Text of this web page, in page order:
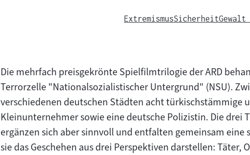
ExtremismusSicherheit
Die mehrfach preisgekrönte Spielfilmtrilogie der ARD
Terrorzelle "Nationalsozialistischer Untergrund" (NSU).
verschiedenen deutschen Städten acht türkischstämmige
Kleinunternehmer sowie eine deutsche Polizistin. Die drei
ergänzen sich aber sinnvoll und entfalten gemeinsam eine
sie das Geschehen aus drei Perspektiven darstellen: